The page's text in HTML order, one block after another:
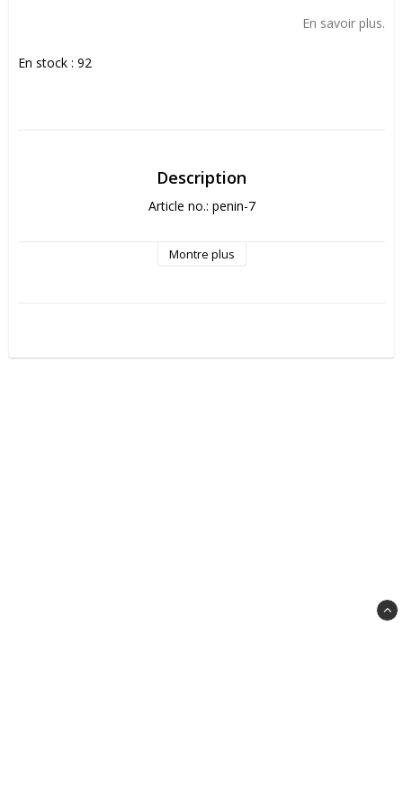
En savoir plus.
En stock : 92
Description
Article no.: penin-7
Montre plus